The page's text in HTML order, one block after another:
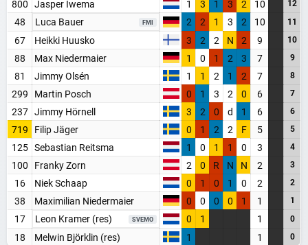
800 Jasper Iwema 1 3 1 3 2 10 12
48 Luca Bauer FMI 2 2 1 3 2 10 11
67 Heikki Huusko 3 2 2 N 2 9 10
88 Max Niedermaier 1 0 1 2 3 7 9
81 Jimmy Olsén 1 1 2 1 2 7 8
299 Martin Posch 0 1 3 2 0 6 7
237 Jimmy Hörnell 3 2 0 d 1 6 6
719 Filip Jäger 0 1 2 2 F 5 5
125 Sebastian Reitsma 1 0 1 1 0 3 4
100 Franky Zorn 2 0 R N N 2 3
16 Niek Schaap 0 1 0 1 0 2 2
38 Maximilian Niedermaier 0 0 0 0 1 1 1
17 Leon Kramer (res) SVEMO 0 1 1 0
18 Melwin Björklin (res) 1 1 0
WORD LID VAN BAANSPORTFANSITE!
Blijf op de hoogte van alle baansport evenementen
Maak een gratis account aan
Word Supporter, zonder advertenties & tracking
Steun de site